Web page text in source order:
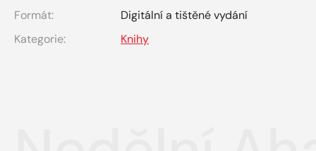
Formát:
Digitální a tištěné vydání
Kategorie:
Knihy